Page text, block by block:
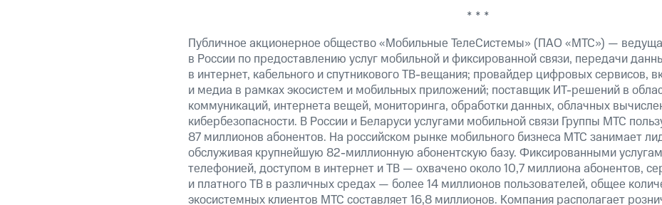
* * *
Публичное акционерное общество «Мобильные ТелеСистемы» (ПАО «МТС») —
в России по предоставлению услуг мобильной и фиксированной связи, передачи
в интернет, кабельного и спутникового ТВ-вещания; провайдер цифровых сервисов,
и медиа в рамках экосистем и мобильных приложений; поставщик ИТ-решений в
коммуникаций, интернета вещей, мониторинга, обработки данных, облачных
кибербезопасности. В России и Беларуси услугами мобильной связи Группы МТС
87 миллионов абонентов. На российском рынке мобильного бизнеса МТС занимает
обслуживая крупнейшую 82-миллионную абонентскую базу. Фиксированными
телефонией, доступом в интернет и ТВ — охвачено около 10,7 миллиона абонентов,
и платного ТВ в различных средах — более 14 миллионов пользователей, общее
экосистемных клиентов МТС составляет 16,8 миллионов. Компания располагает